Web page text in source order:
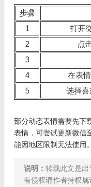
步骤
1
打开
2
点
3
4
在表
5
选择
部分动态表情需要先下
表情，可尝试更新微信
能因地区限制无法使用。
说明： 转载此文是
有侵权请作者持权